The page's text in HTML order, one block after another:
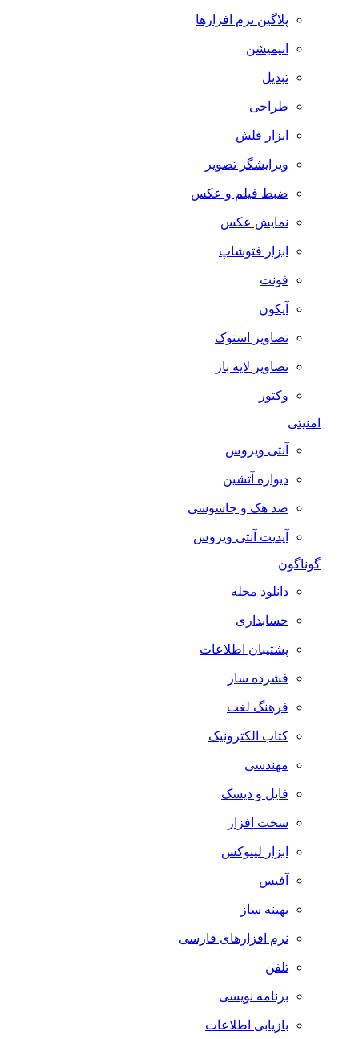
پلاگین نرم افزارها
انیمیشن
تبدیل
طراحی
ابزار فلش
ویرایشگر تصویر
ضبط فيلم و عكس
نمایش عکس
ابزار فتوشاپ
فونت
آیکون
تصاویر استوک
تصاویر لایه باز
وکتور
امنیتی
آنتی ویروس
دیواره آتشین
ضد هک و جاسوسی
آپدیت آنتی ویروس
گوناگون
دانلود مجله
حسابداری
پشتیبان اطلاعات
فشرده ساز
فرهنگ لغت
کتاب الکترونیک
مهندسی
فایل و دیسک
سخت افزار
ابزار لینوکس
آفیس
بهینه ساز
نرم افزارهای فارسی
تلفن
برنامه نویسی
بازیابی اطلاعات